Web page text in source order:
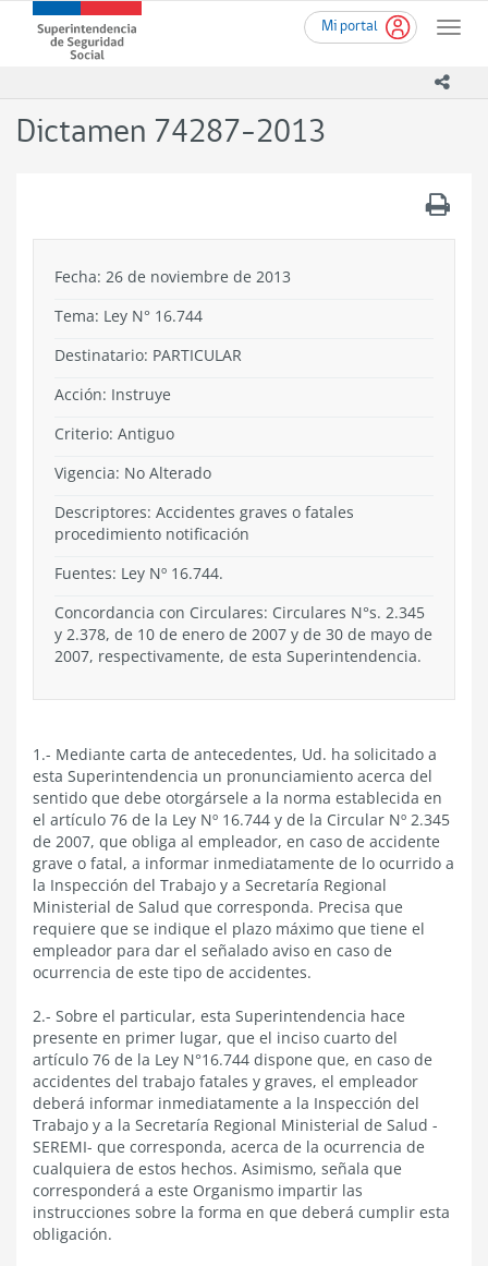
contenido
Mi portal
Toggle
Superintendencia
de
-
Dictamen 74287-2013
Fecha: 26 de noviembre de 2013
Tema: Ley N° 16.744
Destinatario: PARTICULAR
Acción: Instruye
Criterio: Antiguo
Vigencia: No Alterado
Descriptores: Accidentes graves o fatales
procedimiento notificación
Fuentes: Ley Nº 16.744.
Concordancia con Circulares: Circulares N°s. 2.345
y 2.378, de 10 de enero de 2007 y de 30 de mayo de
2007, respectivamente, de esta Superintendencia.
1.- Mediante carta de antecedentes, Ud. ha solicitado a
esta Superintendencia un pronunciamiento acerca del
sentido que debe otorgársele a la norma establecida en
el artículo 76 de la Ley Nº 16.744 y de la Circular Nº 2.345
de 2007, que obliga al empleador, en caso de accidente
grave o fatal, a informar inmediatamente de lo ocurrido a
la Inspección del Trabajo y a Secretaría Regional
Ministerial de Salud que corresponda. Precisa que
requiere que se indique el plazo máximo que tiene el
empleador para dar el señalado aviso en caso de
ocurrencia de este tipo de accidentes.
2.- Sobre el particular, esta Superintendencia hace
presente en primer lugar, que el inciso cuarto del
artículo 76 de la Ley N°16.744 dispone que, en caso de
accidentes del trabajo fatales y graves, el empleador
deberá informar inmediatamente a la Inspección del
Trabajo y a la Secretaría Regional Ministerial de Salud -
SEREMI- que corresponda, acerca de la ocurrencia de
cualquiera de estos hechos. Asimismo, señala que
corresponderá a este Organismo impartir las
instrucciones sobre la forma en que deberá cumplir esta
obligación.